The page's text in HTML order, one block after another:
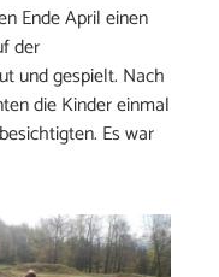
Ende April einen
der
und gespielt. Nach
die Kinder einmal
Es war